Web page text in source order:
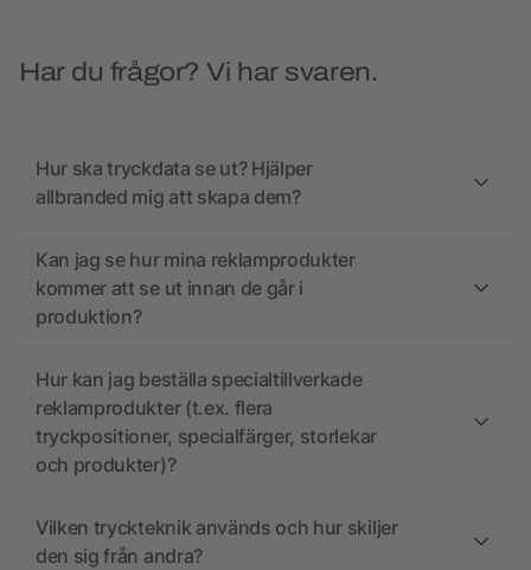
Har du frågor? Vi har svaren.
Hur ska tryckdata se ut? Hjälper
allbranded mig att skapa dem?
Kan jag se hur mina reklamprodukter
kommer att se ut innan de går i
produktion?
Hur kan jag beställa specialtillverkade
reklamprodukter (t.ex. flera
tryckpositioner, specialfärger, storlekar
och produkter)?
Vilken tryckteknik används och hur skiljer
den sig från andra?